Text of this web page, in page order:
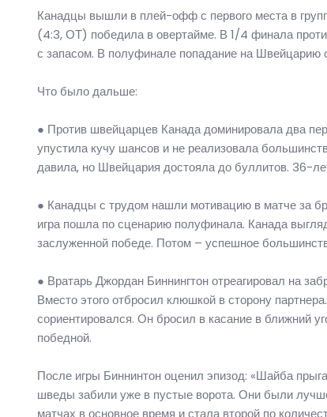
Канадцы вышли в плей-офф с первого места в
(4:3, ОТ) победила в овертайме. В 1/4 финала
с запасом. В полуфинале попадание на
Что было дальше:
● Против швейцарцев Канада доминировала два
упустила кучу шансов и не реализовала
давила, но Швейцария достояла до буллитов. 36-
● Канадцы с трудом нашли мотивацию в матче за
игра пошла по сценарию полуфинала. Канада
заслуженной победе. Потом – успешное
● Вратарь Джордан Биннингтон отреагировал на
Вместо этого отбросил клюшкой в сторону
сориентировался. Он бросил в касание в ближний
победной.
После игры Биннинтон оценил эпизод: «Шайба
шведы забили уже в пустые ворота. Они были
матчах в основное время и стала второй по